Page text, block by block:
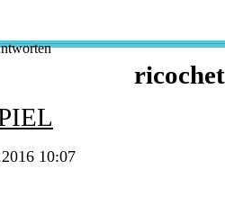
ricochet
10:07